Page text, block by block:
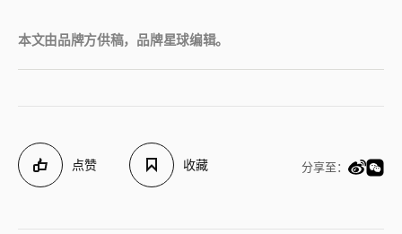
本文由品牌方供稿，品牌星球编辑。
点赞 收藏 分享至：